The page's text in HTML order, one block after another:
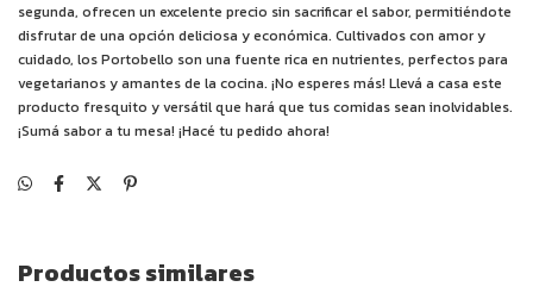
segunda, ofrecen un excelente precio sin sacrificar el sabor, permitiéndote
disfrutar de una opción deliciosa y económica. Cultivados con amor y
cuidado, los Portobello son una fuente rica en nutrientes, perfectos para
vegetarianos y amantes de la cocina. ¡No esperes más! Llevá a casa este
producto fresquito y versátil que hará que tus comidas sean inolvidables.
¡Sumá sabor a tu mesa! ¡Hacé tu pedido ahora!
Productos similares